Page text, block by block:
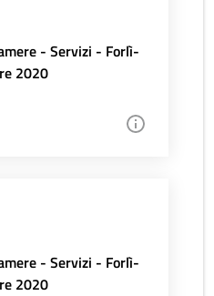
- Servizi - Forlì-
2020
- Servizi - Forlì-
2020